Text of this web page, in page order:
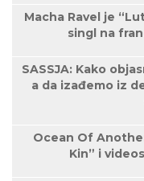
Macha Ravel je
singl na
SASSJA: Kako
a da izađemo iz
Ocean Of
Kin” i